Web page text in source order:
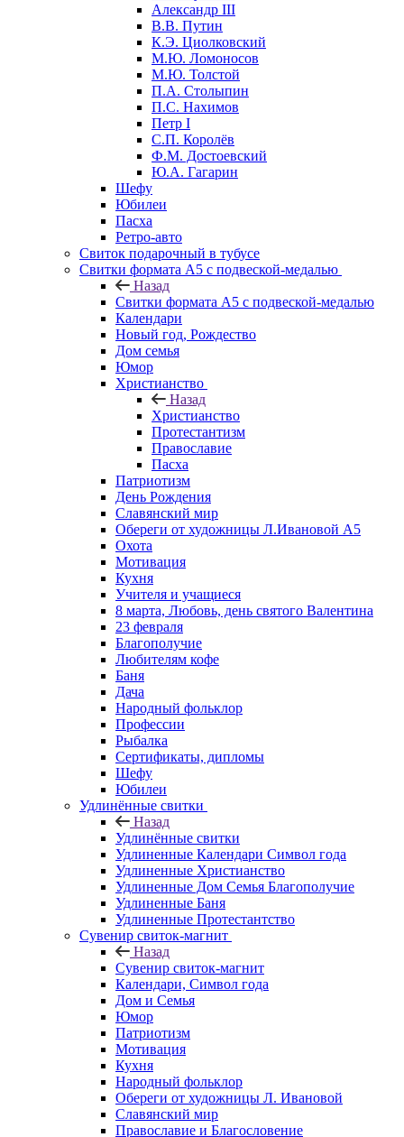
Александр III
В.В. Путин
К.Э. Циолковский
М.Ю. Ломоносов
М.Ю. Толстой
П.А. Столыпин
П.С. Нахимов
Петр I
С.П. Королёв
Ф.М. Достоевский
Ю.А. Гагарин
Шефу
Юбилеи
Пасха
Ретро-авто
Свиток подарочный в тубусе
Свитки формата А5 с подвеской-медалью
Назад
Свитки формата А5 с подвеской-медалью
Календари
Новый год, Рождество
Дом семья
Юмор
Христианство
Назад
Христианство
Протестантизм
Православие
Пасха
Патриотизм
День Рождения
Славянский мир
Обереги от художницы Л.Ивановой А5
Охота
Мотивация
Кухня
Учителя и учащиеся
8 марта, Любовь, день святого Валентина
23 февраля
Благополучие
Любителям кофе
Баня
Дача
Народный фольклор
Профессии
Рыбалка
Сертификаты, дипломы
Шефу
Юбилеи
Удлинённые свитки
Назад
Удлинённые свитки
Удлиненные Календари Символ года
Удлиненные Христианство
Удлиненные Дом Семья Благополучие
Удлиненные Баня
Удлиненные Протестантство
Сувенир свиток-магнит
Назад
Сувенир свиток-магнит
Календари, Символ года
Дом и Семья
Юмор
Патриотизм
Мотивация
Кухня
Народный фольклор
Обереги от художницы Л. Ивановой
Славянский мир
Православие и Благословение